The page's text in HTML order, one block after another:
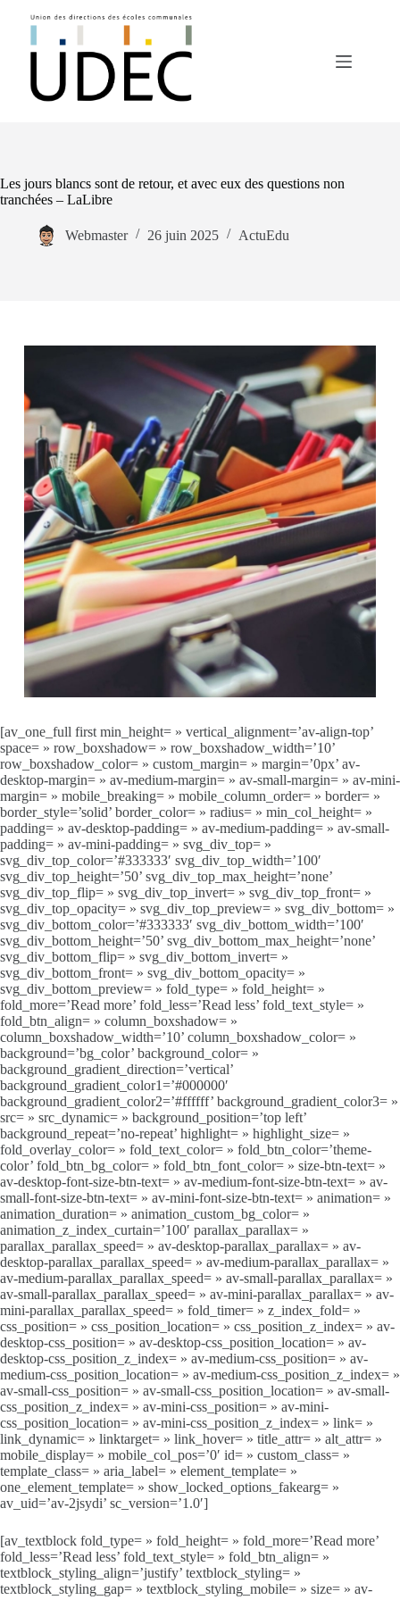
Les jours blancs sont de retour, et avec eux des questions non
tranchées – LaLibre
Webmaster 26 juin 2025 ActuEdu
[av_one_full first min_height= » vertical_alignment=’av-align-top’
space= » row_boxshadow= » row_boxshadow_width=’10’
row_boxshadow_color= » custom_margin= » margin=’0px’ av-
desktop-margin= » av-medium-margin= » av-small-margin= » av-mini-
margin= » mobile_breaking= » mobile_column_order= » border= »
border_style=’solid’ border_color= » radius= » min_col_height= »
padding= » av-desktop-padding= » av-medium-padding= » av-small-
padding= » av-mini-padding= » svg_div_top= »
svg_div_top_color=’#333333′ svg_div_top_width=’100′
svg_div_top_height=’50’ svg_div_top_max_height=’none’
svg_div_top_flip= » svg_div_top_invert= » svg_div_top_front= »
svg_div_top_opacity= » svg_div_top_preview= » svg_div_bottom= »
svg_div_bottom_color=’#333333′ svg_div_bottom_width=’100′
svg_div_bottom_height=’50’ svg_div_bottom_max_height=’none’
svg_div_bottom_flip= » svg_div_bottom_invert= »
svg_div_bottom_front= » svg_div_bottom_opacity= »
svg_div_bottom_preview= » fold_type= » fold_height= »
fold_more=’Read more’ fold_less=’Read less’ fold_text_style= »
fold_btn_align= » column_boxshadow= »
column_boxshadow_width=’10’ column_boxshadow_color= »
background=’bg_color’ background_color= »
background_gradient_direction=’vertical’
background_gradient_color1=’#000000′
background_gradient_color2=’#ffffff’ background_gradient_color3= »
src= » src_dynamic= » background_position=’top left’
background_repeat=’no-repeat’ highlight= » highlight_size= »
fold_overlay_color= » fold_text_color= » fold_btn_color=’theme-
color’ fold_btn_bg_color= » fold_btn_font_color= » size-btn-text= »
av-desktop-font-size-btn-text= » av-medium-font-size-btn-text= » av-
small-font-size-btn-text= » av-mini-font-size-btn-text= » animation= »
animation_duration= » animation_custom_bg_color= »
animation_z_index_curtain=’100′ parallax_parallax= »
parallax_parallax_speed= » av-desktop-parallax_parallax= » av-
desktop-parallax_parallax_speed= » av-medium-parallax_parallax= »
av-medium-parallax_parallax_speed= » av-small-parallax_parallax= »
av-small-parallax_parallax_speed= » av-mini-parallax_parallax= » av-
mini-parallax_parallax_speed= » fold_timer= » z_index_fold= »
css_position= » css_position_location= » css_position_z_index= » av-
desktop-css_position= » av-desktop-css_position_location= » av-
desktop-css_position_z_index= » av-medium-css_position= » av-
medium-css_position_location= » av-medium-css_position_z_index= »
av-small-css_position= » av-small-css_position_location= » av-small-
css_position_z_index= » av-mini-css_position= » av-mini-
css_position_location= » av-mini-css_position_z_index= » link= »
link_dynamic= » linktarget= » link_hover= » title_attr= » alt_attr= »
mobile_display= » mobile_col_pos=’0′ id= » custom_class= »
template_class= » aria_label= » element_template= »
one_element_template= » show_locked_options_fakearg= »
av_uid=’av-2jsydi’ sc_version=’1.0′]
[av_textblock fold_type= » fold_height= » fold_more=’Read more’
fold_less=’Read less’ fold_text_style= » fold_btn_align= »
textblock_styling_align=’justify’ textblock_styling= »
textblock_styling_gap= » textblock_styling_mobile= » size= » av-